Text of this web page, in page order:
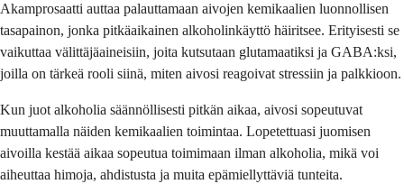
Akamprosaatti auttaa palauttamaan aivojen kemikaalien luonnollisen
tasapainon, jonka pitkäaikainen alkoholinkäyttö häiritsee. Erityisesti se
vaikuttaa välittäjäaineisiin, joita kutsutaan glutamaatiksi ja GABA:ksi,
joilla on tärkeä rooli siinä, miten aivosi reagoivat stressiin ja palkkioon.
Kun juot alkoholia säännöllisesti pitkän aikaa, aivosi sopeutuvat
muuttamalla näiden kemikaalien toimintaa. Lopetettuasi juomisen
aivoilla kestää aikaa sopeutua toimimaan ilman alkoholia, mikä voi
aiheuttaa himoja, ahdistusta ja muita epämiellyttäviä tunteita.